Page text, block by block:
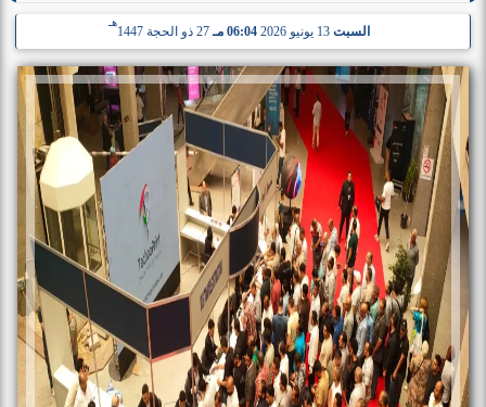
السبت 13 يونيو 2026 06:04 مـ 27 ذو الحجة 1447
هـ